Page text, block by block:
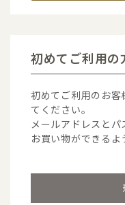
初めてご利用の
初めてご利用のお客
てください。
メールアドレスと
お買い物ができるよ